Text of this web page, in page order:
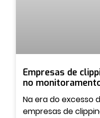
Empresas de
no
Na era do excesso
empresas de